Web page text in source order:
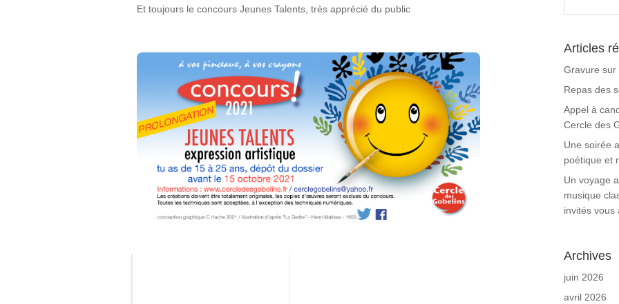
Et toujours le concours Jeunes Talents, très apprécié du public
Articles
Gravure sur
Repas des
Appel à
Cercle des
Une soirée
poétique et
Un voyage
musique
invités vous
Archives
juin 2026
avril 2026